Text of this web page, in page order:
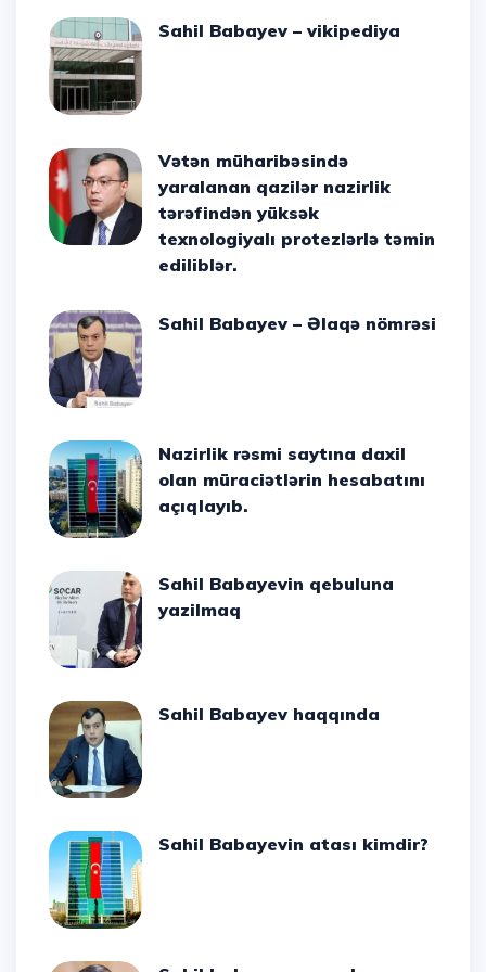
Sahil Babayev – vikipediya
Vətən müharibəsində
yaralanan qazilər nazirlik
tərəfindən yüksək
texnologiyalı protezlərlə təmin
ediliblər.
Sahil Babayev – Əlaqə nömrəsi
Nazirlik rəsmi saytına daxil
olan müraciətlərin hesabatını
açıqlayıb.
Sahil Babayevin qebuluna
yazilmaq
Sahil Babayev haqqında
Sahil Babayevin atası kimdir?